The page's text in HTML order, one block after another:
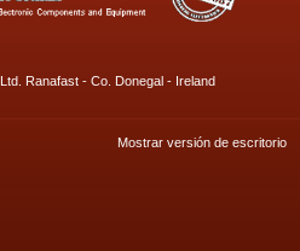
Ranafast - Co. Donegal - Ireland
Mostrar versión de escritorio